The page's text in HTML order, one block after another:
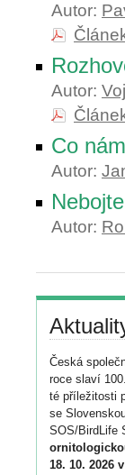
Autor:
Autor:
Co
Autor:
Autor:
Česká
roce slaví
té příležitosti
se
SOS/BirdLife
18. 10. 2026